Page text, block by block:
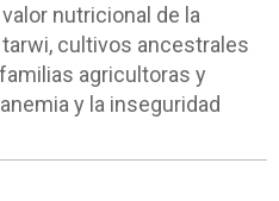
nutricional de la
cultivos ancestrales
agricultoras y
y la inseguridad